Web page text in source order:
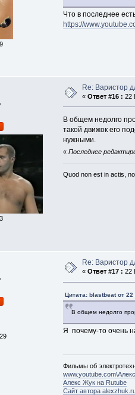
Что в последнее
https://
Re: Варистор
«Ответ #16 : 22
В общем недолго
такой движок его
нужными.
« Последнее
Quod non est in actis,
Re: Варистор
«Ответ #17 : 22
Цитата: blastbeat от
В общем недолго
Я почему-то очень
Фильмы об
Алекс Жук на Rutube
Сайт автора